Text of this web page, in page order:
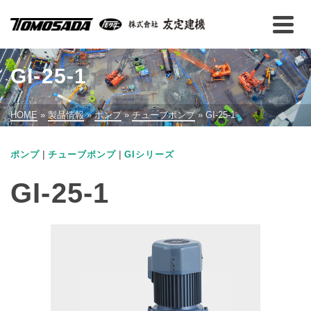
GI-25-1
HOME » 製品情報 » ポンプ » チューブポンプ » GI-25-1
ポンプ | チューブポンプ | GIシリーズ
GI-25-1